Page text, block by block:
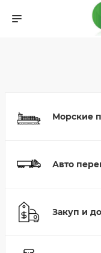
Морские
Авто
Закуп и